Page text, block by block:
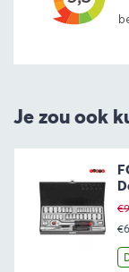
Je zou ook
€